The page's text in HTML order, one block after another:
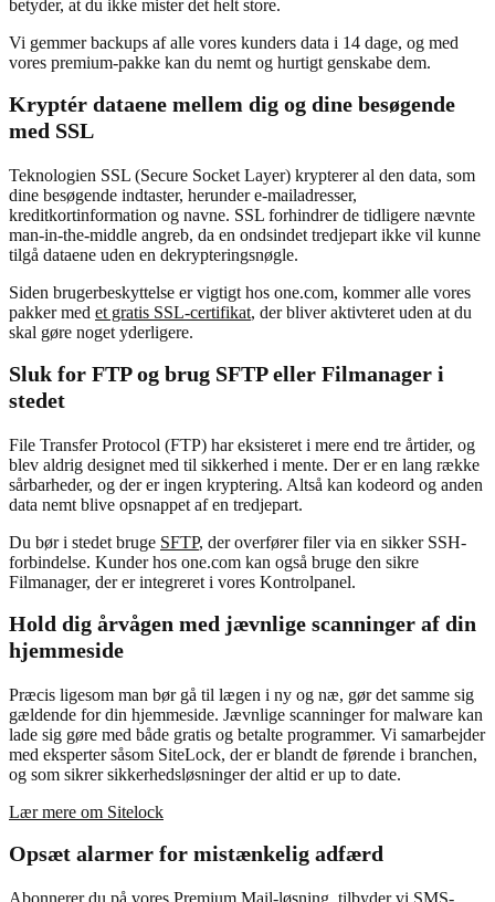
betyder, at du ikke mister det helt store.
Vi gemmer backups af alle vores kunders data i 14 dage, og med
vores premium-pakke kan du nemt og hurtigt genskabe dem.
Kryptér dataene mellem dig og dine besøgende
med SSL
Teknologien SSL (Secure Socket Layer) krypterer al den data, som
dine besøgende indtaster, herunder e-mailadresser,
kreditkortinformation og navne. SSL forhindrer de tidligere nævnte
man-in-the-middle angreb, da en ondsindet tredjepart ikke vil kunne
tilgå dataene uden en dekrypteringsnøgle.
Siden brugerbeskyttelse er vigtigt hos one.com, kommer alle vores
pakker med et gratis SSL-certifikat, der bliver aktivteret uden at du
skal gøre noget yderligere.
Sluk for FTP og brug SFTP eller Filmanager i
stedet
File Transfer Protocol (FTP) har eksisteret i mere end tre årtider, og
blev aldrig designet med til sikkerhed i mente. Der er en lang række
sårbarheder, og der er ingen kryptering. Altså kan kodeord og anden
data nemt blive opsnappet af en tredjepart.
Du bør i stedet bruge SFTP, der overfører filer via en sikker SSH-
forbindelse. Kunder hos one.com kan også bruge den sikre
Filmanager, der er integreret i vores Kontrolpanel.
Hold dig årvågen med jævnlige scanninger af din
hjemmeside
Præcis ligesom man bør gå til lægen i ny og næ, gør det samme sig
gældende for din hjemmeside. Jævnlige scanninger for malware kan
lade sig gøre med både gratis og betalte programmer. Vi samarbejder
med eksperter såsom SiteLock, der er blandt de førende i branchen,
og som sikrer sikkerhedsløsninger der altid er up to date.
Lær mere om Sitelock
Opsæt alarmer for mistænkelig adfærd
Abonnerer du på vores Premium Mail-løsning, tilbyder vi SMS-